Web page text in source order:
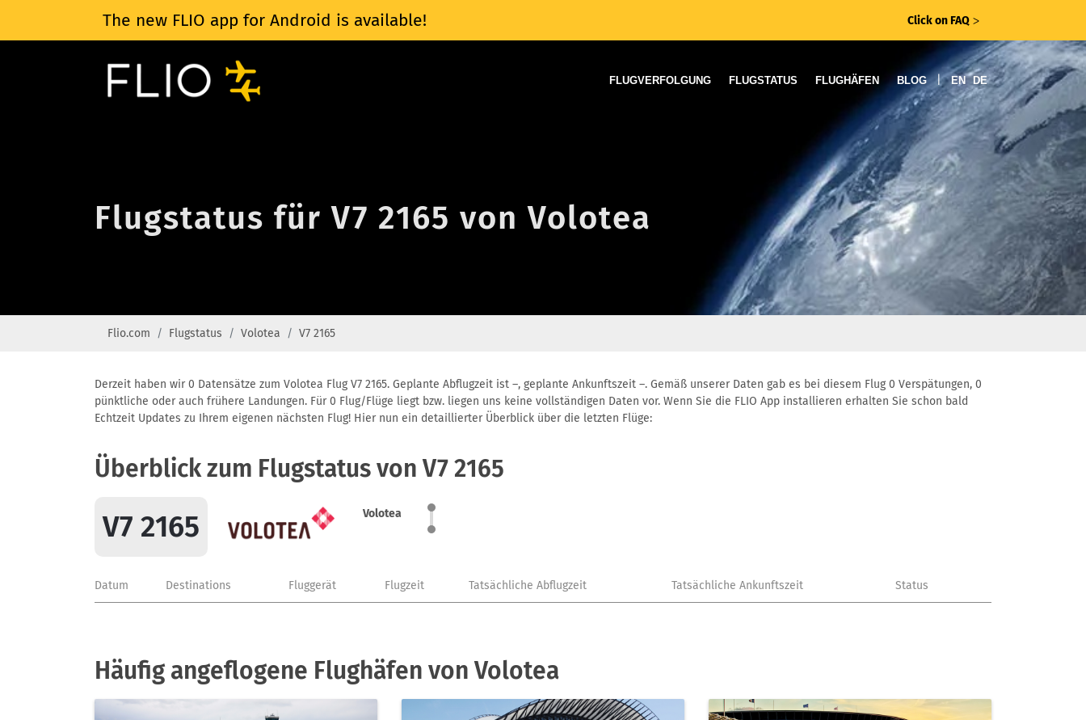
The new FLIO app for Android is available! Click on FAQ ᐳ
FLUGVERFOLGUNG FLUGSTATUS FLUGHÄFEN BLOG | EN DE
Flugstatus für V7 2165 von Volotea
Flio.com Flugstatus Volotea V7 2165
Derzeit haben wir 0 Datensätze zum Volotea Flug V7 2165. Geplante Abflugzeit ist –, geplante Ankunftszeit –. Gemäß unserer Daten gab es bei diesem Flug 0 Verspätungen, 0
pünktliche oder auch frühere Landungen. Für 0 Flug/Flüge liegt bzw. liegen uns keine vollständigen Daten vor. Wenn Sie die FLIO App installieren erhalten Sie schon bald
Echtzeit Updates zu Ihrem eigenen nächsten Flug! Hier nun ein detaillierter Überblick über die letzten Flüge:
Überblick zum Flugstatus von V7 2165
V7 2165 Volotea
Datum Destinations Fluggerät Flugzeit Tatsächliche Abflugzeit Tatsächliche Ankunftszeit Status
Häufig angeflogene Flughäfen von Volotea